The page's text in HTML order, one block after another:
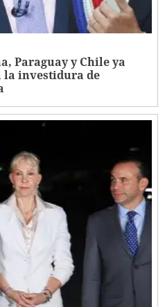
Paraguay y Chile ya
la investidura de